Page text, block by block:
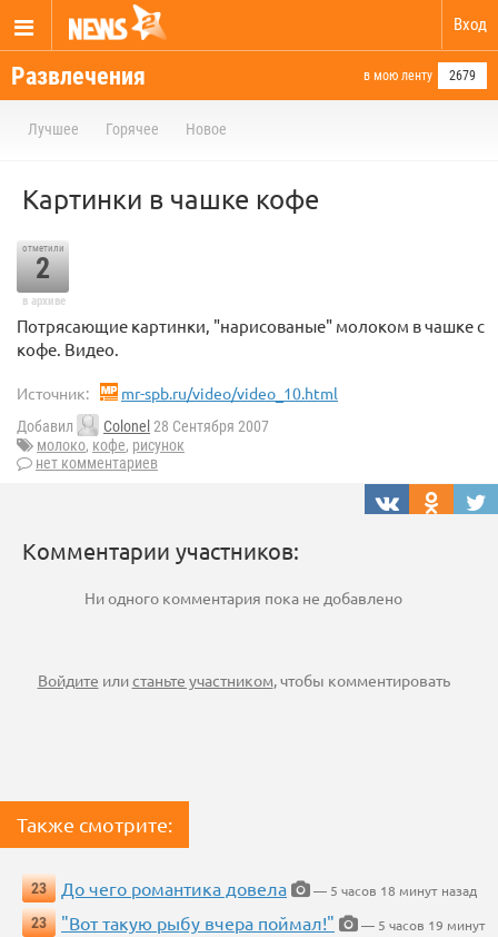
Вход
Развлечения в мою ленту 2679
Лучшее Горячее Новое
Картинки в чашке кофе
отметили
2
в архиве
Потрясающие картинки, "нарисованые" молоком в чашке с
кофе. Видео.
Источник: mr-spb.ru/video/video_10.html
Добавил Colonel 28 Сентября 2007
молоко, кофе, рисунок
нет комментариев
Комментарии участников:
Ни одного комментария пока не добавлено
Войдите илистаньте участником, чтобы комментировать
Также смотрите:
23 До чего романтика довела
— 5 часов 18 минут назад
23
"Вот такую рыбу вчера поймал!"
— 5 часов 19 минут